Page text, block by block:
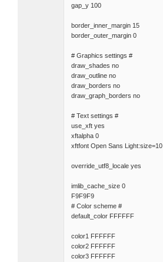
gap_y 100
border_inner_margin 15
border_outer_margin 0
# Graphics settings #
draw_shades no
draw_outline no
draw_borders no
draw_graph_borders no
# Text settings #
use_xft yes
xftalpha 0
xftfont Open Sans Light:size=10
override_utf8_locale yes
imlib_cache_size 0
F9F9F9
# Color scheme #
default_color FFFFFF
color1 FFFFFF
color2 FFFFFF
color3 FFFFFF